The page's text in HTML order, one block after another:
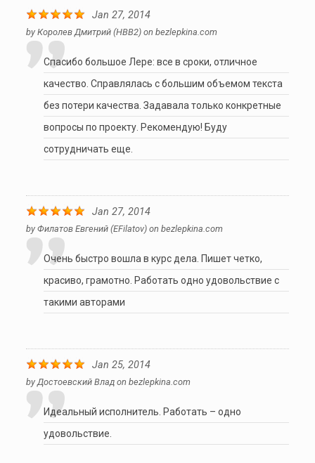
Jan 27, 2014
by Королев Дмитрий (HBB2)on bezlepkina.com
Спасибо большое Лере: все в сроки, отличное
качество. Справлялась с большим объемом текста
без потери качества. Задавала только конкретные
вопросы по проекту. Рекомендую! Буду
сотрудничать еще.
Jan 27, 2014
by Филатов Евгений (EFilatov)on bezlepkina.com
Очень быстро вошла в курс дела. Пишет четко,
красиво, грамотно. Работать одно удовольствие с
такими авторами
Jan 25, 2014
byДостоевский Владon bezlepkina.com
Идеальный исполнитель. Работать – одно
удовольствие.